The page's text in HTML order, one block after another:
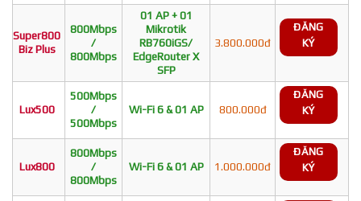
Super800
Biz Plus
800Mbps
/
800Mbps
01 AP + 01
Mikrotik
RB760iGS/
EdgeRouter X
SFP
3.800.000đ
ĐĂNG
KÝ
Lux500
500Mbps
/
500Mbps
Wi-Fi 6 & 01 AP 800.000đ
ĐĂNG
KÝ
Lux800
800Mbps
/
800Mbps
Wi-Fi 6 & 01 AP 1.000.000đ
ĐĂNG
KÝ